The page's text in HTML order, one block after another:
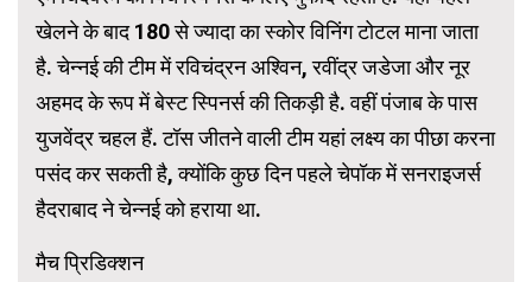
खेलने के बाद 180 से ज्यादा का स्कोर विनिंग टोटल माना जाता
है. चेन्नई की टीम में रविचंद्रन अश्विन, रवींद्र जडेजा और नूर
अहमद के रूप में बेस्ट स्पिनर्स की तिकड़ी है. वहीं पंजाब के पास
युजवेंद्र चहल हैं. टॉस जीतने वाली टीम यहां लक्ष्य का पीछा करना
पसंद कर सकती है, क्योंकि कुछ दिन पहले चेपॉक में सनराइजर्स
हैदराबाद ने चेन्नई को हराया था.
मैच प्रिडिक्शन